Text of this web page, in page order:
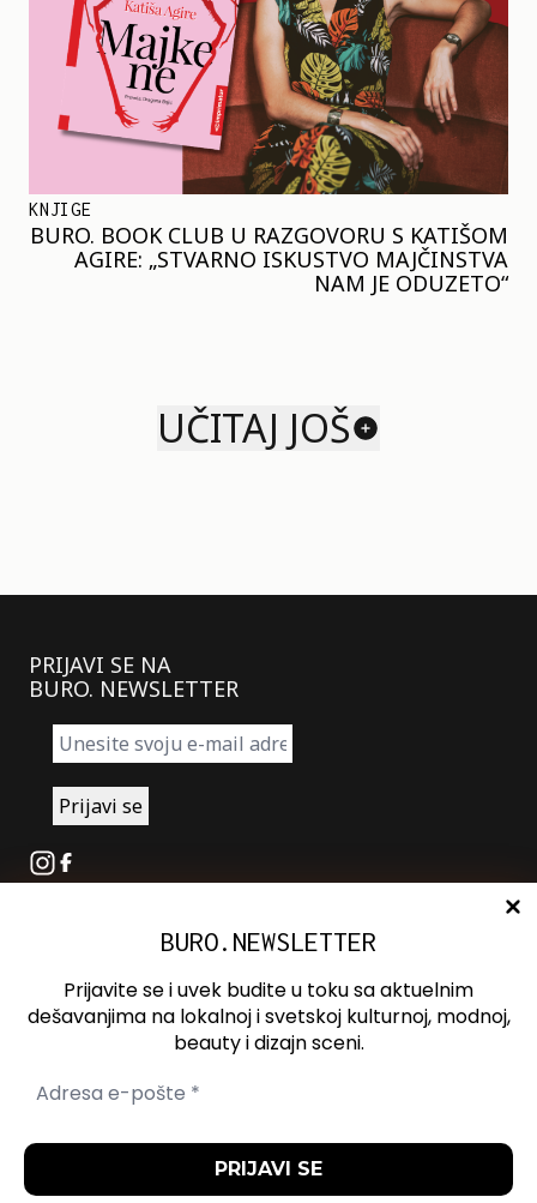
KNJIGE
BURO. BOOK CLUB U RAZGOVORU S KATIŠOM
AGIRE: „STVARNO ISKUSTVO MAJČINSTVA
NAM JE ODUZETO“
UČITAJ JOŠ
PRIJAVI SE NA
BURO. NEWSLETTER
Instagram
Facebook
Oglašavanje
Kontakt
Spotify
BURO.NEWSLETTER
Prijavite se i uvek budite u toku sa aktuelnim
dešavanjima na lokalnoj i svetskoj kulturnoj, modnoj,
beauty i dizajn sceni.